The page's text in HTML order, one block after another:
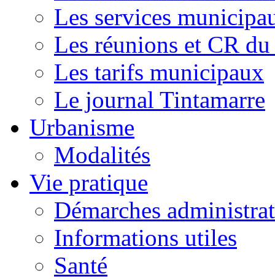
Les services
Les réunions et CR
Les tarifs municipaux
Le journal Tintamarre
Urbanisme
Modalités
Vie pratique
Démarches
Informations utiles
Santé